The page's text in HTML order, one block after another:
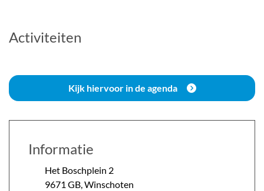
Activiteiten
Kijk hiervoor in de agenda
Informatie
Het Boschplein 2
9671 GB Winschoten